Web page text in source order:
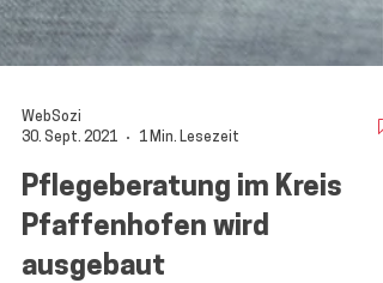
WebSozi
30. Sept. 2021
1 Min. Lesezeit
Pflegeberatung im Kreis